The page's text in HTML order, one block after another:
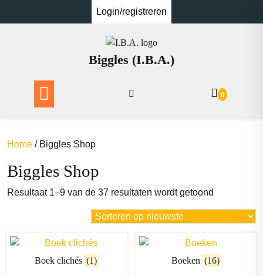
Login/registreren
Biggles (I.B.A.)
0
Home / Biggles Shop
Biggles Shop
Resultaat 1–9 van de 37 resultaten wordt getoond
nieuwste
Boek clichés (1) Boeken (16)